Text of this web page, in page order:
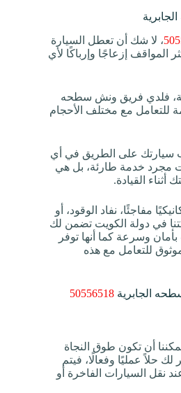
، لا شك أن تعطل السيارة
إزعاجًا وإرباكًا لأي
فلدي فريق ونش سطحه
للتعامل مع مختلف الأحجام
على الطريق في أي
مجرد خدمة طارئة، بل هي
القيادة.
مفاجئًا، نفاد الوقود، أو
في دولة الكويت تضمن لك
وسرعة كما أنها توفر
للتعامل مع هذه
الجابرية50556518
أن تكون طوق النجاة
حلاً عمليًا وفعالًا، فيتم
نقل السيارات الفاخرة أو